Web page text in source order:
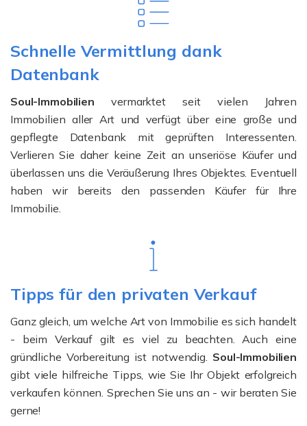
Schnelle Vermittlung dank
Datenbank
Soul-Immobilien vermarktet seit vielen Jahren
Immobilien aller Art und verfügt über eine große und
gepflegte Datenbank mit geprüften Interessenten.
Verlieren Sie daher keine Zeit an unseriöse Käufer und
überlassen uns die Veräußerung Ihres Objektes. Eventuell
haben wir bereits den passenden Käufer für Ihre
Immobilie.
Tipps für den privaten Verkauf
Ganz gleich, um welche Art von Immobilie es sich handelt
- beim Verkauf gilt es viel zu beachten. Auch eine
gründliche Vorbereitung ist notwendig. Soul-Immobilien
gibt viele hilfreiche Tipps, wie Sie Ihr Objekt erfolgreich
verkaufen können. Sprechen Sie uns an - wir beraten Sie
gerne!